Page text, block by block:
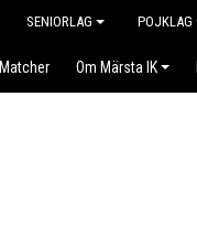
SENIORLAG POJKLAG
Matcher Om Märsta IK